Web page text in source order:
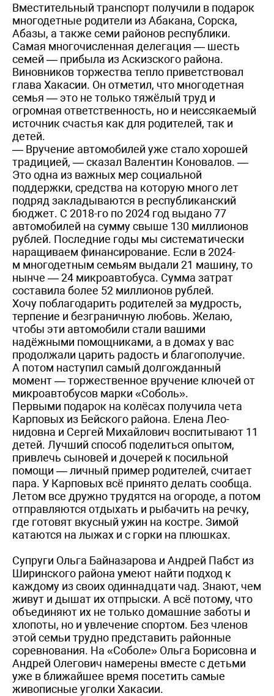
Вместительный транспорт получили в подарок
многодетные родители из Абакана, Сорска,
Абазы, а также семи районов республики.
Самая многочисленная делегация — шесть
семей — прибыла из Аскизского района.
Виновников торжества тепло приветствовал
глава Хакасии. Он отметил, что многодетная
семья — это не только тяжёлый труд и
огромная ответственность, но и неиссякаемый
источник счастья как для родителей, так и
детей.
— Вручение автомобилей уже стало хорошей
традицией, — сказал Валентин Коновалов. —
Это одна из важных мер социальной
поддержки, средства на которую много лет
подряд закладываются в республиканский
бюджет. С 2018-го по 2024 год выдано 77
автомобилей на сумму свыше 130 миллионов
рублей. Последние годы мы систематически
наращиваем финансирование. Если в 2024-
м многодетным семьям выдали 21 машину, то
нынче — 24 микроавтобуса. Сумма затрат
составила более 52 миллионов рублей.
Хочу поблагодарить родителей за мудрость,
терпение и безграничную любовь. Желаю,
чтобы эти автомобили стали вашими
надёжными помощниками, а в домах у вас
продолжали царить радость и благополучие.
А потом наступил самый долгожданный
момент — торжественное вручение ключей от
микроавтобусов марки «Соболь».
Первыми подарок на колёсах получила чета
Карповых из Бейского района. Елена Лео­
нидовна и Сергей Михайлович воспитывают 11
детей. Лучший способ поделиться опытом,
прив­лечь сыновей и дочерей к посильной
помощи — личный пример родителей, считает
пара. У Карповых всё принято делать сообща.
Летом все дружно трудятся на огороде, а потом
отправляются отдыхать и рыбачить на речку,
где готовят вкусный ужин на костре. Зимой
катаются на лыжах и с горки на плюшках.
Супруги Ольга Байназарова и Андрей Пабст из
Ширинского района умеют найти подход к
каждому из своих одиннадцати чад. Знают, чем
живут и дышат их отпрыски. А всё потому, что
объединяют их не только домашние заботы и
хлопоты, но и увлечение спортом. Без членов
этой семьи трудно представить районные
соревнования. На «Соболе» Ольга Борисовна и
Андрей Олегович намерены вместе с детьми
уже в ближайшее время посетить самые
живописные уголки Хакасии.